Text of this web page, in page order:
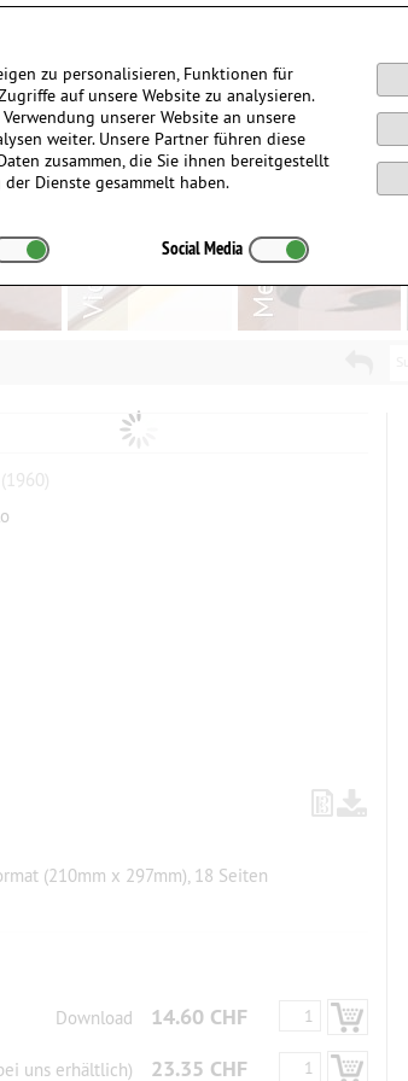
(1960)
(210mm x 297mm), 18 Seiten
Download
14.60 CHF
uns erhältlich) 23.35 CHF
zu personalisieren, Funktionen für
auf unsere Website zu analysieren.
unserer Website an unsere
weiter. Unsere Partner führen diese
zusammen, die Sie ihnen bereitgestellt
Dienste gesammelt haben.
Social Media